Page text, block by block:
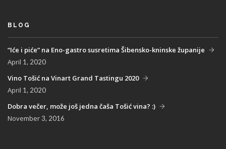
BLOG
“Iće i piće” na Eno-gastro susretima Šibensko-kninske županije
April 1, 2020
Vino Tošić na Vinart Grand Tastingu 2020
April 1, 2020
Dobra večer, može još jedna čaša Tošić vina? :)
November 3, 2016